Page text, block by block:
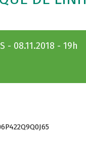
- 08.11.2018 - 19h